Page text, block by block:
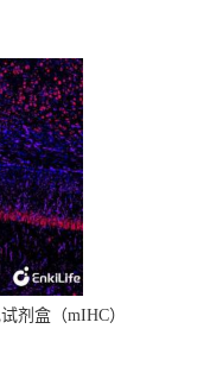
剂盒（mIHC）